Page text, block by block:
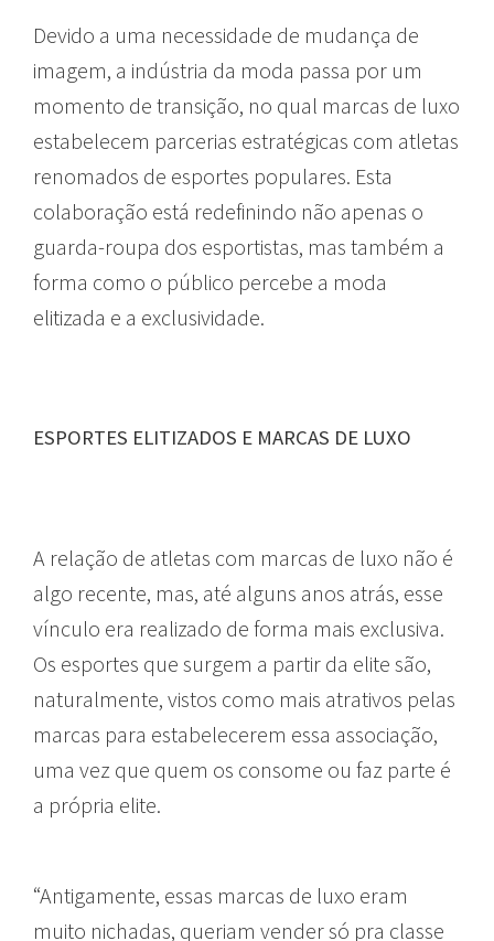
Devido a uma necessidade de mudança de
imagem, a indústria da moda passa por um
momento de transição, no qual marcas de luxo
estabelecem parcerias estratégicas com atletas
renomados de esportes populares. Esta
colaboração está redefinindo não apenas o
guarda-roupa dos esportistas, mas também a
forma como o público percebe a moda
elitizada e a exclusividade.
ESPORTES ELITIZADOS E MARCAS DE LUXO
A relação de atletas com marcas de luxo não é
algo recente, mas, até alguns anos atrás, esse
vínculo era realizado de forma mais exclusiva.
Os esportes que surgem a partir da elite são,
naturalmente, vistos como mais atrativos pelas
marcas para estabelecerem essa associação,
uma vez que quem os consome ou faz parte é
a própria elite.
“Antigamente, essas marcas de luxo eram
muito nichadas, queriam vender só pra classe